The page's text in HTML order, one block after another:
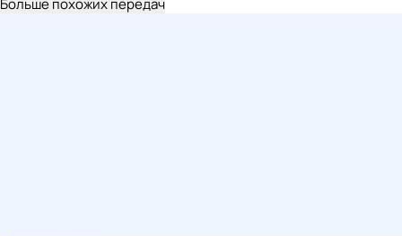
Больше похожих передач